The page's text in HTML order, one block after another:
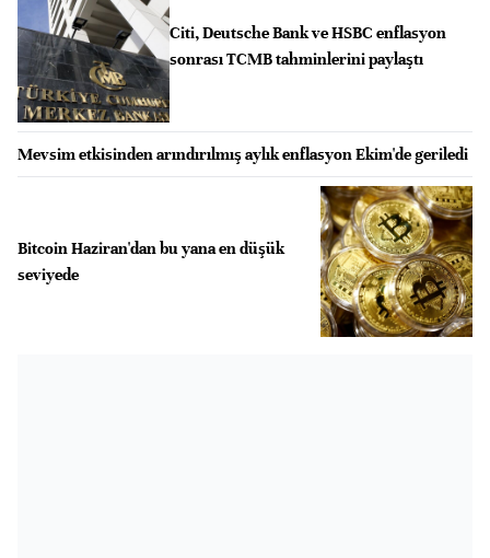
Citi, Deutsche Bank ve HSBC enflasyon
sonrası TCMB tahminlerini paylaştı
Mevsim etkisinden arındırılmış aylık enflasyon Ekim'de geriledi
Bitcoin Haziran'dan bu yana en düşük
seviyede